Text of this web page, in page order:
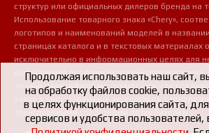
структур или официальных дилеров бренда на
Использование товарного знака «Chery»,
логотипов и наименований моделей в
страницах каталога и в текстовых материалах
исключительно в информационных целях для
обозначения профиля деятельности магазина,
точной идентификации совместимости
узлов и сопутствующих аксессуаров с
транспортными средствами потребителей.
Продолжая использовать наш сайт,
на обработку файлов cookie,
в целях функционирования сайта,
сервисов и удобства пользователей,